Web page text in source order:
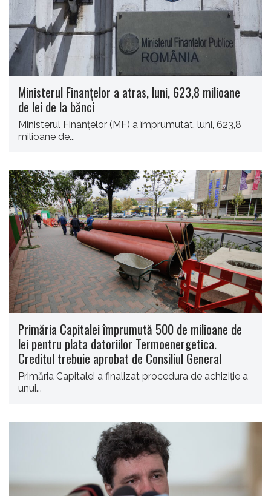
Ministerul Finanțelor a atras, luni, 623,8 milioane
de lei de la bănci
Ministerul Finanţelor (MF) a împrumutat, luni, 623,8
milioane de...
Primăria Capitalei împrumută 500 de milioane de
lei pentru plata datoriilor Termoenergetica.
Creditul trebuie aprobat de Consiliul General
Primăria Capitalei a finalizat procedura de achiziţie a
unui...